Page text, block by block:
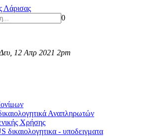
Λάρισας
0
12 Απρ 2021 2pm
Αναπληρωτών
Χρήσης
δικαιολογητικα - υποδειγματα